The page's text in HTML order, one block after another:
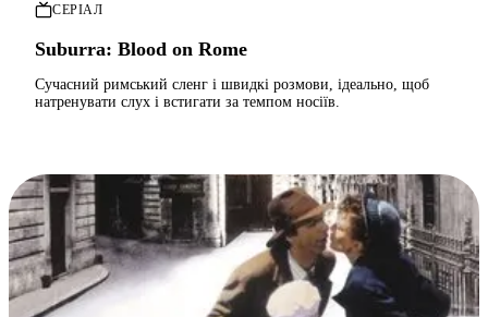
СЕРІАЛ
Suburra: Blood on Rome
Сучасний римський сленг і швидкі розмови, ідеально, щоб
натренувати слух і встигати за темпом носіїв.